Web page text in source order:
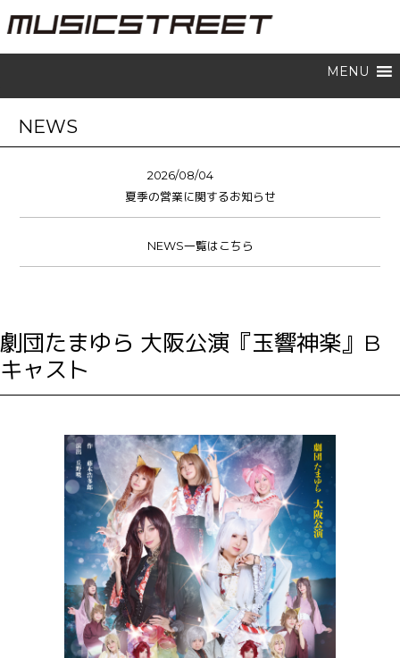
MENU
NEWS
2026/08/04
夏季の営業に関するお知らせ
NEWS一覧はこちら
劇団たまゆら 大阪公演『玉響神楽』B
キャスト